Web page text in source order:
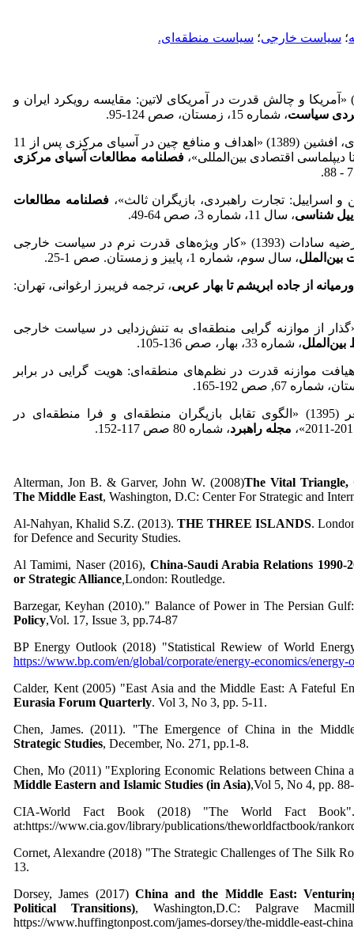
؛ سیاست خارجی؛ سیاست منطقه‌ای.‏
ارغوانی، فریبرز و دیگران (1394) «آمریکا و چالش قدرت در آمریکای لاتین: مقایسه رویکرد ایران و
سیاست، شماره 15، زمستان، صص 124-95.
شاه منصوری، تاج محمد، شامیری، افشین (1389) «اهداف و منافع چین در آسیای مرکزی پس از 11
دیپلماسی اقتصادی بین‌المللی»،فصلنامه مطالعات آسیای مرکزی
فصلنامه مطالعات
شناسی، سال 11، شماره 3، صص 64-49.
عسگر خانی، ابومحمد، الوند، مرضیه سادات (1393) «کار ویژه‌های قدرت نرم در سیاست خارجی
بین‌الملل، سال سوم، شماره 1، پاییز و زمستان. صص 1-25.
از جاده ابریشم تا بهار عربی، ترجمه فریبرز ارغوانی، تهران:
ابراهیم و دیگران (1395)«گذار از موازنه گرایی منطقه‌ای به تنش‌زدایی در سیاست خارجی
، شماره 33، بهار، صص 136-105.
(1392)، «تحول رهیافت موازنه قدرت در نظم‌های منطقه‌ای: هویت گرایی در برابر
شماره 67, صص 192-165.
نیاکویی، امیر، ستوده، علی‌اصغر (1395) «الگوی تقابل بازیگران منطقه‌ای و فرا منطقه‌ای در
مجله راهبرد، شماره 80 صص 117-152.
Alterman, Jon B. & Garver, John W. (2008)The Vital Triangle,
The Middle East, Washington, D.C: Center For Strategic and
Al-Nahyan, Khalid S.Z. (2013). THE THREE ISLANDS.
for Defence and Security Studies.
Al Tamimi, Naser (2016), China-Saudi Arabia Relations 1990-
or Strategic Alliance London: Routledge.
Barzegar, Keyhan (2010)." Balance of Power in The Persian
Policy,Vol. 17, Issue 3, pp.74-87
BP Energy Outlook (2018) "Statistical Rewiew of World
https://www.bp.com/en/global/corporate/energy-economics/energy-
Calder, Kent (2005) "East Asia and the Middle East: A Fateful
Eurasia Forum Quarterly. Vol 3, No 3, pp. 5-11.
Chen, James. (2011). "The Emergence of China in the
Strategic Studies, December, No. 271, pp.1-8.
Chen, Mo (2011) "Exploring Economic Relations between China
Middle Eastern and Islamic Studies (in Asia),Vol 5, No 4, pp.
CIA-World Fact Book (2018) "The World Fact
at:https://www.cia.gov/library/publications/theworldfactbook/
Cornet, Alexandre (2018) "The Strategic Challenges of The Silk
13.
Dorsey, James (2017) China and the Middle East:
Political Transitions), Washington,D.C: Palgrave
https://www.huffingtonpost.com/james-dorsey/the-middle-east-